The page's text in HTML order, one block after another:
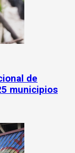
de
municipios